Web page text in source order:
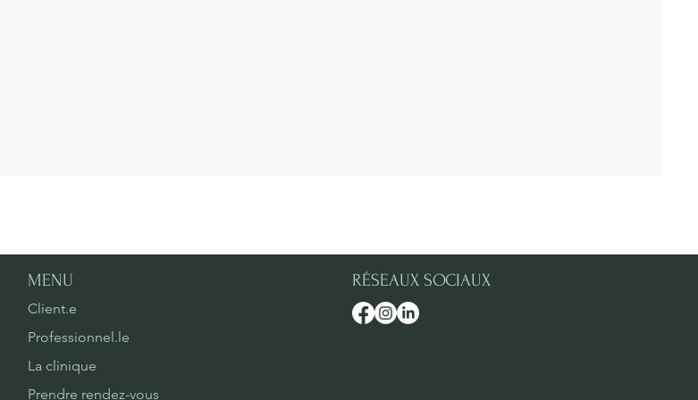
MENU
Client.e
Professionnel.le
La clinique
Prendre rendez-vous
RÉSEAUX SOCIAUX